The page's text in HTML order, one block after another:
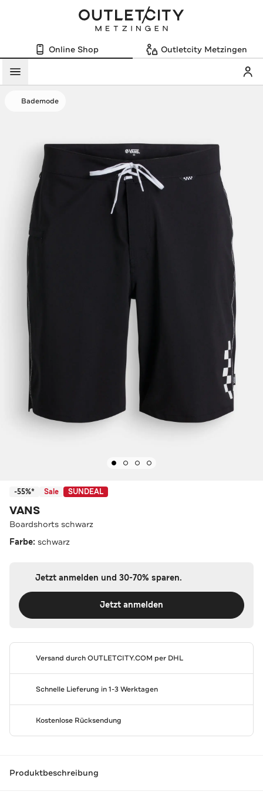
Online Shop Outletcity Metzingen
Menü
Bademode
-55%* Sale SUNDEAL
VANS
Boardshorts schwarz
Farbe: schwarz
Jetzt anmelden und 30-70% sparen.
Jetzt anmelden
Versand durchOUTLETCITY.COM per DHL
Schnelle Lieferung in 1-3 Werktagen
Kostenlose Rücksendung
Produktbeschreibung